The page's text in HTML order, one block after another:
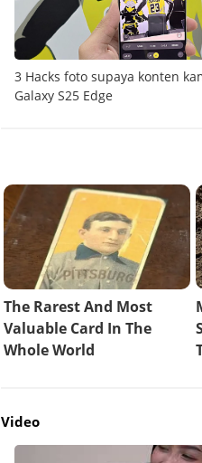
3 Hacks foto supaya konten
Galaxy S25 Edge
Video